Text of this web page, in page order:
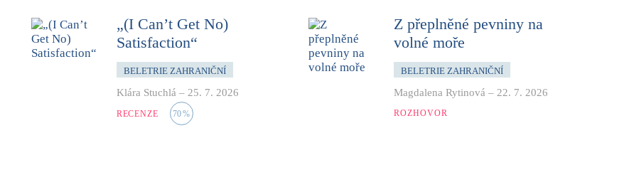
„(I Can’t Get No)
Satisfaction“
BELETRIE ZAHRANIČNÍ
Klára Stuchlá – 25. 7. 2026
RECENZE 70%
Z přeplněné pevniny na
volné moře
BELETRIE ZAHRANIČNÍ
Magdalena Rytinová – 22. 7. 2026
ROZHOVOR